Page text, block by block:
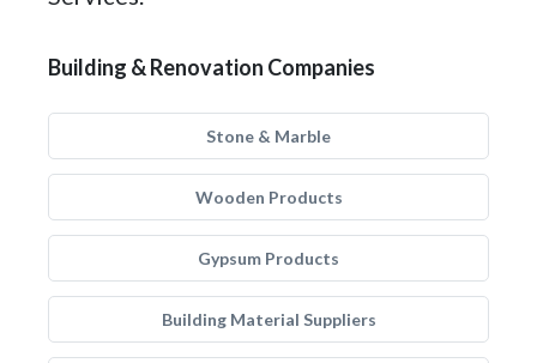
Building & Renovation Companies
Stone & Marble
Wooden Products
Gypsum Products
Building Material Suppliers